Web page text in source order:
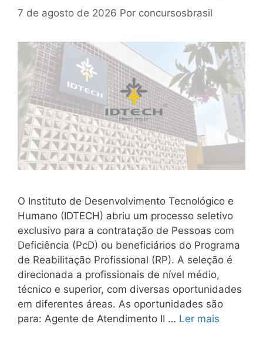
7 de agosto de 2026 Por concursosbrasil
O Instituto de Desenvolvimento Tecnológico e
Humano (IDTECH) abriu um processo seletivo
exclusivo para a contratação de Pessoas com
Deficiência (PcD) ou beneficiários do Programa
de Reabilitação Profissional (RP). A seleção é
direcionada a profissionais de nível médio,
técnico e superior, com diversas oportunidades
em diferentes áreas. As oportunidades são
para: Agente de Atendimento II … Ler mais